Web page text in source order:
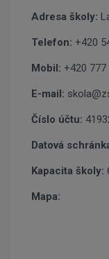
Adresa školy:
Telefon: +420
Mobil: +420
E-mail:
Číslo účtu:
Datová
Kapacita školy:
Mapa: